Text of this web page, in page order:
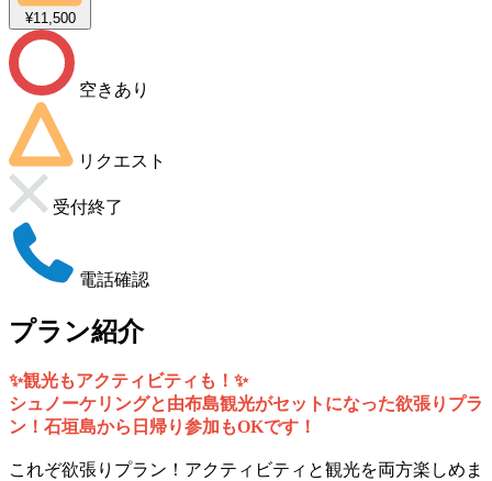
¥11,500
空きあり
リクエスト
受付終了
電話確認
プラン紹介
✨観光もアクティビティも！✨
シュノーケリングと由布島観光がセットになった欲張りプラ
ン！石垣島から日帰り参加もOKです！
これぞ欲張りプラン！アクティビティと観光を両方楽しめま